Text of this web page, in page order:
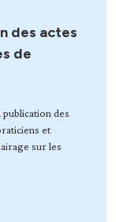
des actes
de
publication des
et
sur les